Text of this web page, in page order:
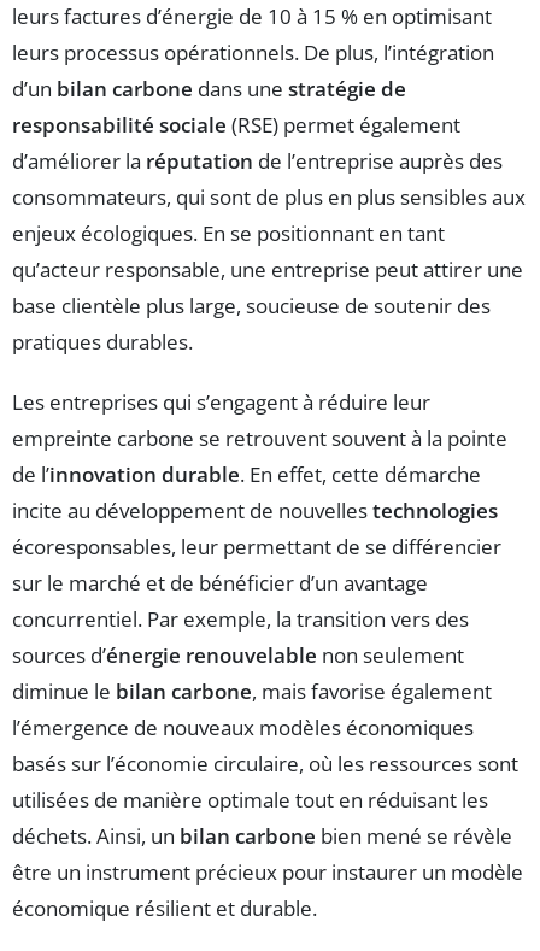
leurs factures d’énergie de 10 à 15 % en optimisant
leurs processus opérationnels. De plus, l’intégration
d’un bilan carbone dans une stratégie de
responsabilité sociale (RSE) permet également
d’améliorer la réputation de l’entreprise auprès des
consommateurs, qui sont de plus en plus sensibles aux
enjeux écologiques. En se positionnant en tant
qu’acteur responsable, une entreprise peut attirer une
base clientèle plus large, soucieuse de soutenir des
pratiques durables.
Les entreprises qui s’engagent à réduire leur
empreinte carbone se retrouvent souvent à la pointe
de l’innovation durable. En effet, cette démarche
incite au développement de nouvellestechnologies
écoresponsables, leur permettant de se différencier
sur le marché et de bénéficier d’un avantage
concurrentiel. Par exemple, la transition vers des
sources d’énergie renouvelable non seulement
diminue le bilan carbone, mais favorise également
l’émergence de nouveaux modèles économiques
basés sur l’économie circulaire, où les ressources sont
utilisées de manière optimale tout en réduisant les
déchets. Ainsi, un bilan carbone bien mené se révèle
être un instrument précieux pour instaurer un modèle
économique résilient et durable.